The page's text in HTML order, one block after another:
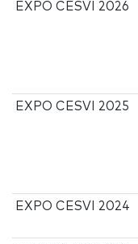
EXPO CESVI 2026
EXPO CESVI 2025
EXPO CESVI 2024